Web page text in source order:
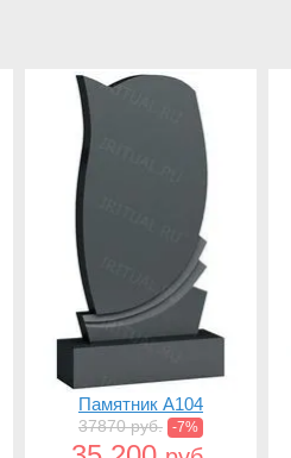
Памятник A104
37870 руб. -7%